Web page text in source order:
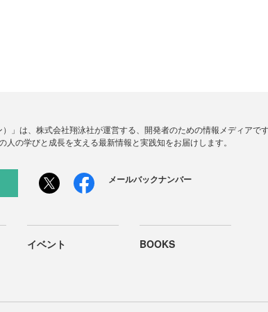
）」は、株式会社翔泳社が運営する、開発者のための情報メディア
人の学びと成長を支える最新情報と実践知をお届けします。
メールバックナンバー
イベント BOOKS